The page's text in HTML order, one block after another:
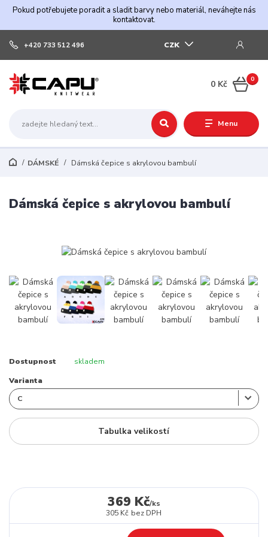
Pokud potřebujete poradit a sladit barvy nebo materiál, neváhejte nás
kontaktovat.
Menu
CZK
+420 733 512 496
0
0 Kč
DÁMSKÉ Dámská čepice s akrylovou bambulí
Dámská čepice s akrylovou bambulí
Dostupnost skladem
Varianta
Tabulka velikostí
369 Kč/ks
305 Kč bez DPH